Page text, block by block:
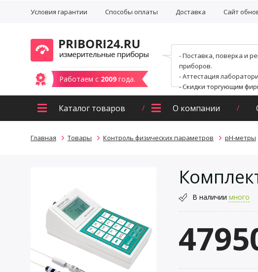
Условия гарантии Способы оплаты Доставка Сайт
Работаем с 2009 года.
- Поставка, поверка и
приборов.
- Аттестация
- Скидки торгующим
Каталог товаров О компании
Главная Товары Контроль физических параметров pH-метры
В наличии много